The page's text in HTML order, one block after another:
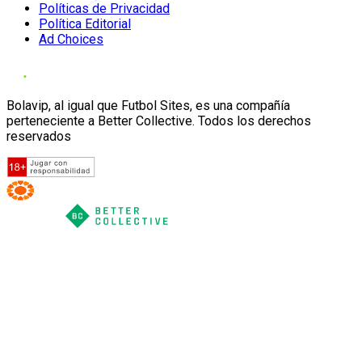
Políticas de Privacidad
Política Editorial
Ad Choices
Bolavip, al igual que Futbol Sites, es una compañía
perteneciente a Better Collective. Todos los derechos
reservados